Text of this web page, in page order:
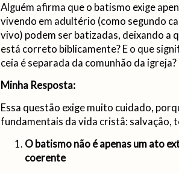
Alguém afirma que o batismo exige
vivendo em adultério (como segundo
vivo) podem ser batizadas, deixando a
está correto biblicamente? E o que
ceia é separada da comunhão da igreja?
Minha Resposta:
Essa questão exige muito cuidado,
fundamentais da vida cristã: salvação,
O batismo não é apenas um ato
coerente